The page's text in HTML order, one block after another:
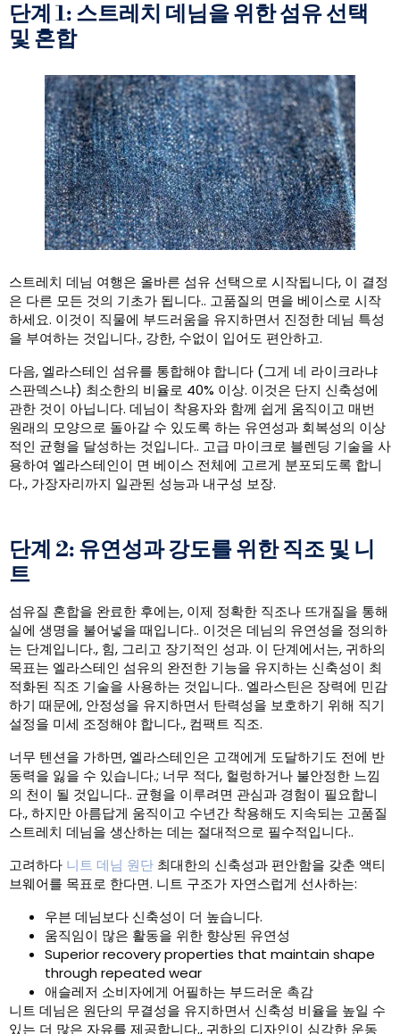
단계 1: 스트레치 데님을 위한 섬유 선택
및 혼합
스트레치 데님 여행은 올바른 섬유 선택으로 시작됩니다, 이 결정
은 다른 모든 것의 기초가 됩니다.. 고품질의 면을 베이스로 시작
하세요. 이것이 직물에 부드러움을 유지하면서 진정한 데님 특성
을 부여하는 것입니다., 강한, 수없이 입어도 편안하고.
다음, 엘라스테인 섬유를 통합해야 합니다 (그게 네 라이크라냐
스판덱스냐) 최소한의 비율로 40% 이상. 이것은 단지 신축성에
관한 것이 아닙니다. 데님이 착용자와 함께 쉽게 움직이고 매번
원래의 모양으로 돌아갈 수 있도록 하는 유연성과 회복성의 이상
적인 균형을 달성하는 것입니다.. 고급 마이크로 블렌딩 기술을 사
용하여 엘라스테인이 면 베이스 전체에 고르게 분포되도록 합니
다., 가장자리까지 일관된 성능과 내구성 보장.
단계 2: 유연성과 강도를 위한 직조 및 니
트
섬유질 혼합을 완료한 후에는, 이제 정확한 직조나 뜨개질을 통해
실에 생명을 불어넣을 때입니다.. 이것은 데님의 유연성을 정의하
는 단계입니다., 힘, 그리고 장기적인 성과. 이 단계에서는, 귀하의
목표는 엘라스테인 섬유의 완전한 기능을 유지하는 신축성이 최
적화된 직조 기술을 사용하는 것입니다.. 엘라스틴은 장력에 민감
하기 때문에, 안정성을 유지하면서 탄력성을 보호하기 위해 직기
설정을 미세 조정해야 합니다., 컴팩트 직조.
너무 텐션을 가하면, 엘라스테인은 고객에게 도달하기도 전에 반
동력을 잃을 수 있습니다.; 너무 적다, 헐렁하거나 불안정한 느낌
의 천이 될 것입니다.. 균형을 이루려면 관심과 경험이 필요합니
다., 하지만 아름답게 움직이고 수년간 착용해도 지속되는 고품질
스트레치 데님을 생산하는 데는 절대적으로 필수적입니다..
고려하다 니트 데님 원단 최대한의 신축성과 편안함을 갖춘 액티
브웨어를 목표로 한다면. 니트 구조가 자연스럽게 선사하는:
우븐 데님보다 신축성이 더 높습니다.
움직임이 많은 활동을 위한 향상된 유연성
Superior recovery properties that maintain shape
through repeated wear
애슬레저 소비자에게 어필하는 부드러운 촉감
니트 데님은 원단의 무결성을 유지하면서 신축성 비율을 높일 수
있는 더 많은 자유를 제공합니다., 귀하의 디자인이 심각한 운동